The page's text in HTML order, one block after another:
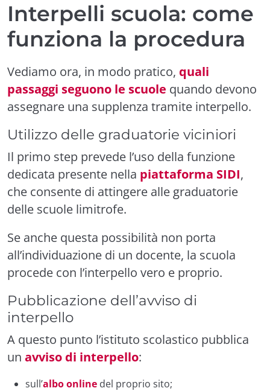
Interpelli scuola: come
funziona la procedura
Vediamo ora, in modo pratico, quali
passaggi seguono le scuole quando devono
assegnare una supplenza tramite interpello.
Utilizzo delle graduatorie viciniori
Il primo step prevede l’uso della funzione
dedicata presente nella piattaforma SIDI,
che consente di attingere alle graduatorie
delle scuole limitrofe.
Se anche questa possibilità non porta
all’individuazione di un docente, la scuola
procede con l’interpello vero e proprio.
Pubblicazione dell’avviso di
interpello
A questo punto l’istituto scolastico pubblica
un avviso di interpello:
sull’albo online del proprio sito;